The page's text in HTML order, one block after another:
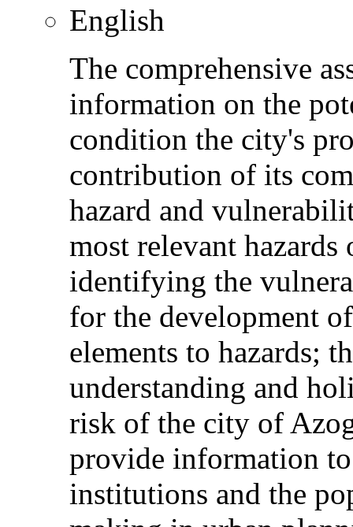
English
The comprehensive
information on the
condition the city's
contribution of its
hazard and
most relevant
identifying the
for the development
elements to hazards;
understanding and
risk of the city of
provide information
institutions and the